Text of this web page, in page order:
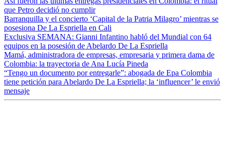
que Petro decidió no cumplir
Barranquilla y el concierto ‘Capital de la Patria Milagro’ mientras se
posesiona De La Espriella en Cali
Exclusiva SEMANA: Gianni Infantino habló del Mundial con 64
equipos en la posesión de Abelardo De La Espriella
Mamá, administradora de empresas, empresaria y primera dama de
Colombia: la trayectoria de Ana Lucía Pineda
“Tengo un documento por entregarle”: abogada de Epa Colombia
tiene petición para Abelardo De La Espriella; la ‘influencer’ le envió
mensaje